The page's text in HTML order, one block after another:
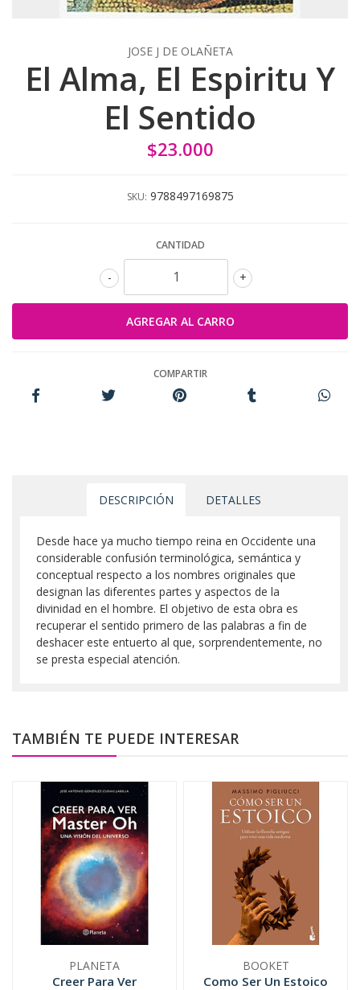
JOSE J DE OLAÑETA
El Alma, El Espiritu Y
El Sentido
$23.000
SKU: 9788497169875
CANTIDAD
+
-
COMPARTIR
DESCRIPCIÓN DETALLES
Desde hace ya mucho tiempo reina en Occidente una
considerable confusión terminológica, semántica y
conceptual respecto a los nombres originales que
designan las diferentes partes y aspectos de la
divinidad en el hombre. El objetivo de esta obra es
recuperar el sentido primero de las palabras a fin de
deshacer este entuerto al que, sorprendentemente, no
se presta especial atención.
TAMBIÉN TE PUEDE INTERESAR
PLANETA
Creer Para Ver
BOOKET
Como Ser Un Estoico